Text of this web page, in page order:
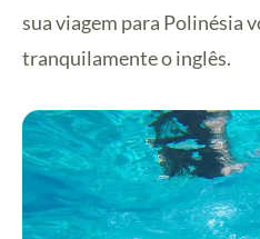
sua viagem para Polinésia
tranquilamente o inglês.